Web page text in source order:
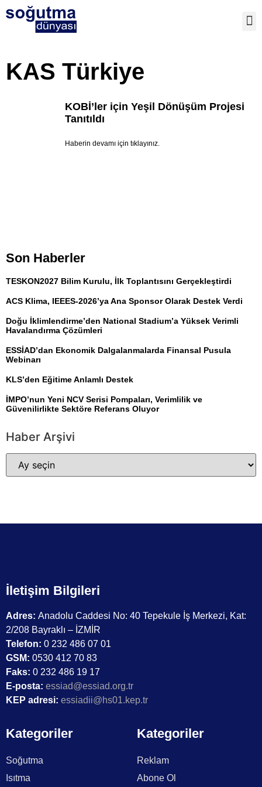
KAS Türkiye
KOBİ’ler için Yeşil Dönüşüm Projesi
Tanıtıldı
Haberin devamı için tıklayınız.
Son Haberler
TESKON2027 Bilim Kurulu, İlk Toplantısını Gerçekleştirdi
ACS Klima, IEEES-2026’ya Ana Sponsor Olarak Destek Verdi
Doğu İklimlendirme’den National Stadium’a Yüksek Verimli
Havalandırma Çözümleri
ESSİAD’dan Ekonomik Dalgalanmalarda Finansal Pusula
Webinarı
KLS’den Eğitime Anlamlı Destek
İMPO’nun Yeni NCV Serisi Pompaları, Verimlilik ve
Güvenilirlikte Sektöre Referans Oluyor
Haber Arşivi
İletişim Bilgileri
Adres: Anadolu Caddesi No: 40 Tepekule İş Merkezi, Kat:
2/208 Bayraklı – İZMİR
Telefon: 0 232 486 07 01
GSM: 0530 412 70 83
Faks: 0 232 486 19 17
E-posta: essiad@essiad.org.tr
KEP adresi: essiadii@hs01.kep.tr
Kategoriler
Soğutma
Isıtma
Kategoriler
Reklam
Abone Ol